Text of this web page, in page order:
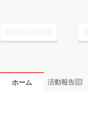
ホーム 活動報告15